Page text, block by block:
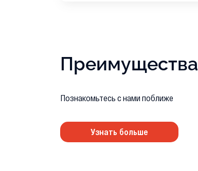
Преимущества
Познакомьтесь с нами поближе
Узнать больше